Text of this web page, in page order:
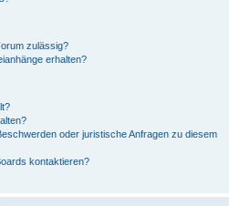
zulässig?
erhalten?
oder juristische Anfragen zu diesem
kontaktieren?